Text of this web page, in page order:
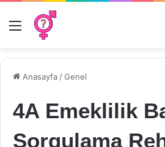
Menü
Anasayfa /Genel
4A Emeklilik
Sorgulama